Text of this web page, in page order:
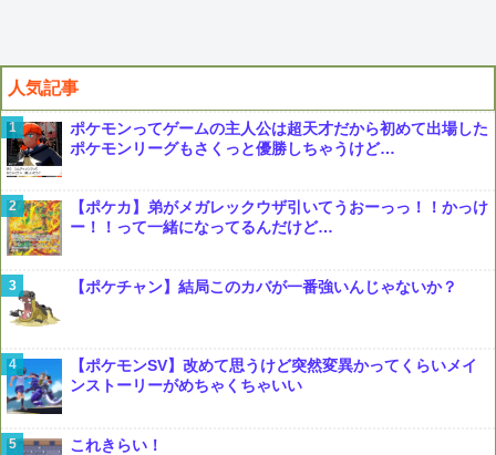
人気記事
ポケモンってゲームの主人公は超天才だから初めて出場した
ポケモンリーグもさくっと優勝しちゃうけど…
【ポケカ】弟がメガレックウザ引いてうおーっっ！！かっけ
ー！！って一緒になってるんだけど…
【ポケチャン】結局このカバが一番強いんじゃないか？
【ポケモンSV】改めて思うけど突然変異かってくらいメイ
ンストーリーがめちゃくちゃいい
これきらい！